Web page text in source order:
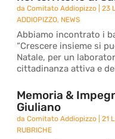
daComitato Addiopizzo |23
ADDIOPIZZO, NEWS
Abbiamo incontrato i
“Crescere insieme si
Natale, per un
cittadinanza attiva e
Memoria &
Giuliano
daComitato Addiopizzo |21
RUBRICHE